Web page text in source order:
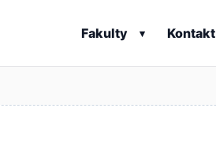
Fakulty ▾ Kontakt